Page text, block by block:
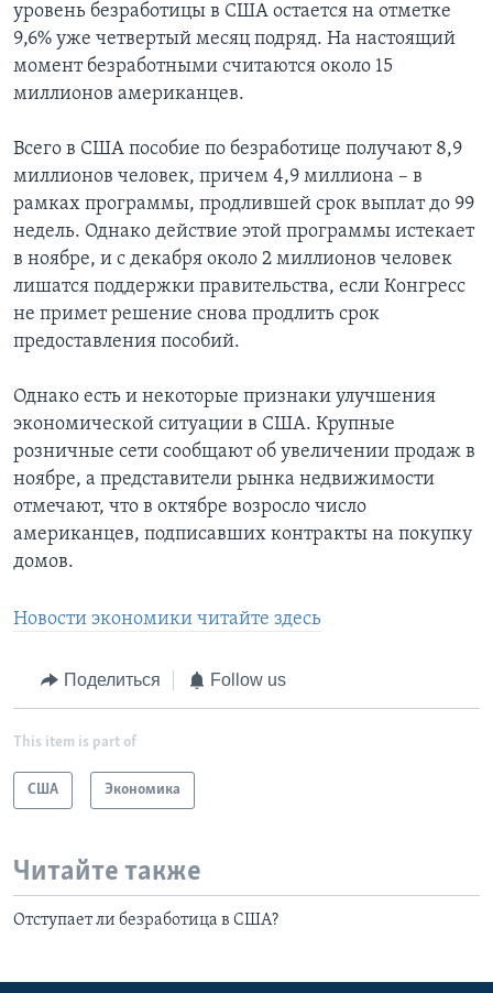
уровень безработицы в США остается на отметке
9,6% уже четвертый месяц подряд. На настоящий
момент безработными считаются около 15
миллионов американцев.
Всего в США пособие по безработице получают 8,9
миллионов человек, причем 4,9 миллиона – в
рамках программы, продлившей срок выплат до 99
недель. Однако действие этой программы истекает
в ноябре, и с декабря около 2 миллионов человек
лишатся поддержки правительства, если Конгресс
не примет решение снова продлить срок
предоставления пособий.
Однако есть и некоторые признаки улучшения
экономической ситуации в США. Крупные
розничные сети сообщают об увеличении продаж в
ноябре, а представители рынка недвижимости
отмечают, что в октябре возросло число
американцев, подписавших контракты на покупку
домов.
Новости экономики читайте здесь
Поделиться Follow us
This item is part of
США Экономика
Читайте также
Отступает ли безработица в США?